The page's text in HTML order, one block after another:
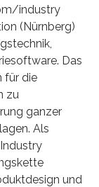
industry
(Nürnberg)
Das
für die
zu
ganzer
Als
und